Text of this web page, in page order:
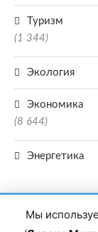
Туризм
(1 344)
Экология
Экономика
(8 644)
Энергетика
Мы